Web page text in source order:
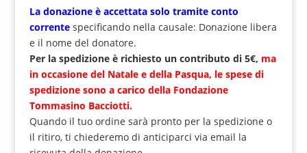
La donazione è accettata solo tramiteconto
corrente specificando nella causale: Donazione libera
e il nome del donatore.
Per la spedizione è richiesto un contributo di 5€, ma
in occasione del Natale e della Pasqua, le spese di
spedizione sono a carico della Fondazione
Tommasino Bacciotti.
Quando il tuo ordine sarà pronto per la spedizione o
il ritiro, ti chiederemo di anticiparci via email la